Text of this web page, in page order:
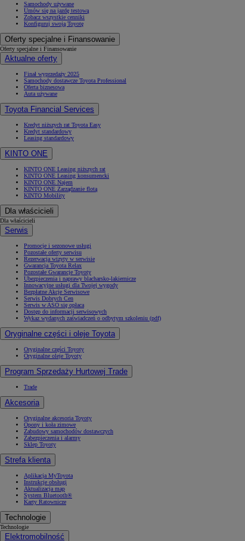
Samochody używane
Umów się na jazdę testową
Zobacz wszystkie cenniki
Konfiguruj swoją Toyotę
Oferty specjalne i Finansowanie
Oferty specjalne i Finansowanie
Aktualne oferty
Finał wyprzedaży 2025
Samochody dostawcze Toyota Professional
Oferta biznesowa
Auta używane
Toyota Financial Services
Kredyt niższych rat Toyota Easy
Kredyt standardowy
Leasing standardowy
KINTO ONE
KINTO ONE Leasing niższych rat
KINTO ONE Leasing konsumencki
KINTO ONE Najem
KINTO ONE Zarządzanie flotą
KINTO Mobility
Dla właścicieli
Dla właścicieli
Serwis
Promocje i sezonowe usługi
Pozostałe oferty serwisu
Rezerwacja wizyty w serwisie
Gwarancja Toyota Relax
Pozostałe Gwarancje Toyoty
Ubezpieczenia i naprawy blacharsko-lakiernicze
Innowacyjne usługi dla Twojej wygody
Bezpłatne Akcje Serwisowe
Serwis Dobrych Cen
Serwis w ASO się opłaca
Dostęp do informacji serwisowych
Wykaz wydanych zaświadczeń o odbytym szkoleniu (pdf)
Oryginalne części i oleje Toyota
Oryginalne części Toyoty
Oryginalne oleje Toyoty
Program Sprzedaży Hurtowej Trade
Trade
Akcesoria
Oryginalne akcesoria Toyoty
Opony i koła zimowe
Zabudowy samochodów dostawczych
Zabezpieczenia i alarmy
Sklep Toyoty
Strefa klienta
Aplikacja MyToyota
Instrukcje obsługi
Aktualizacja map
System Bluetooth®
Karty Ratownicze
Technologie
Technologie
Elektromobilność